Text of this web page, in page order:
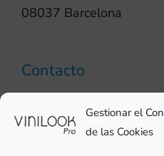
Gestionar el
de las Cookies
08037 Barcelona
Contacto
pro@vinilook.es